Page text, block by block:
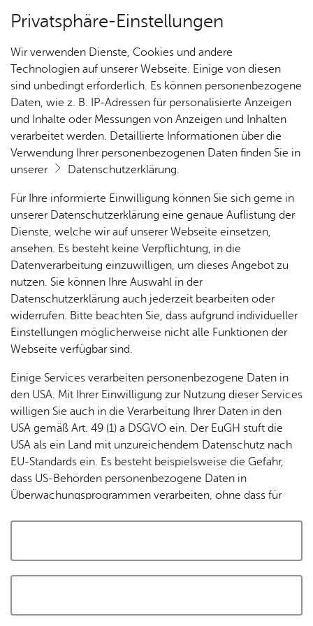
Kartenansicht
Cookie-Hinweis
Zum Laden dieser Karte wird eine Verbindung zu externen
Servern hergestellt. Diese verwenden Cookies und andere
Tracking-Technologien, um die Bedienung zu
personalisieren und zu verbessern. Weitere Informationen
finden Sie in unsererDatenschutzerklärung
Cookies akzeptieren und Karte laden
Privatsphäre-Einstellungen
Wir verwenden Dienste, Cookies und andere
Technologien auf unserer Webseite. Einige von diesen
sind unbedingt erforderlich. Es können personenbezogene
Daten, wie z. B. IP-Adressen für personalisierte Anzeigen
und Inhalte oder Messungen von Anzeigen und Inhalten
verarbeitet werden. Detaillierte Informationen über die
Verwendung Ihrer personenbezogenen Daten finden Sie in
unserer
Datenschutzerklärung.
Für Ihre informierte Einwilligung können Sie sich gerne in
unserer Datenschutzerklärung eine genaue Auflistung der
Dienste, welche wir auf unserer Webseite einsetzen,
ansehen. Es besteht keine Verpflichtung, in die
Datenverarbeitung einzuwilligen, um dieses Angebot zu
nutzen. Sie können Ihre Auswahl in der
Datenschutzerklärung auch jederzeit bearbeiten oder
widerrufen. Bitte beachten Sie, dass aufgrund individueller
Einstellungen möglicherweise nicht alle Funktionen der
Webseite verfügbar sind.
Einige Services verarbeiten personenbezogene Daten in
den USA. Mit Ihrer Einwilligung zur Nutzung dieser Services
willigen Sie auch in die Verarbeitung Ihrer Daten in den
USA gemäß Art. 49 (1) a DSGVO ein. Der EuGH stuft die
USA als ein Land mit unzureichendem Datenschutz nach
EU-Standards ein. Es besteht beispielsweise die Gefahr,
dass US-Behörden personenbezogene Daten in
Überwachungsprogrammen verarbeiten, ohne dass für